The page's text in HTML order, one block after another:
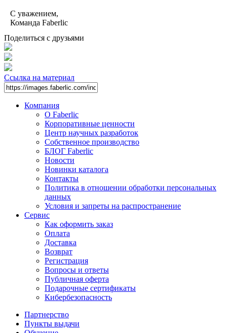
С уважением,
Команда Faberlic
Поделиться с друзьями
Ссылка на материал
Компания
О Faberlic
Корпоративные ценности
Центр научных разработок
Собственное производство
БЛОГ Faberlic
Новости
Новинки каталога
Контакты
Политика в отношении обработки персональных
данных
Условия и запреты на распространение
Сервис
Как оформить заказ
Оплата
Доставка
Возврат
Регистрация
Вопросы и ответы
Публичная оферта
Подарочные сертификаты
Кибербезопасность
Партнерство
Пункты выдачи